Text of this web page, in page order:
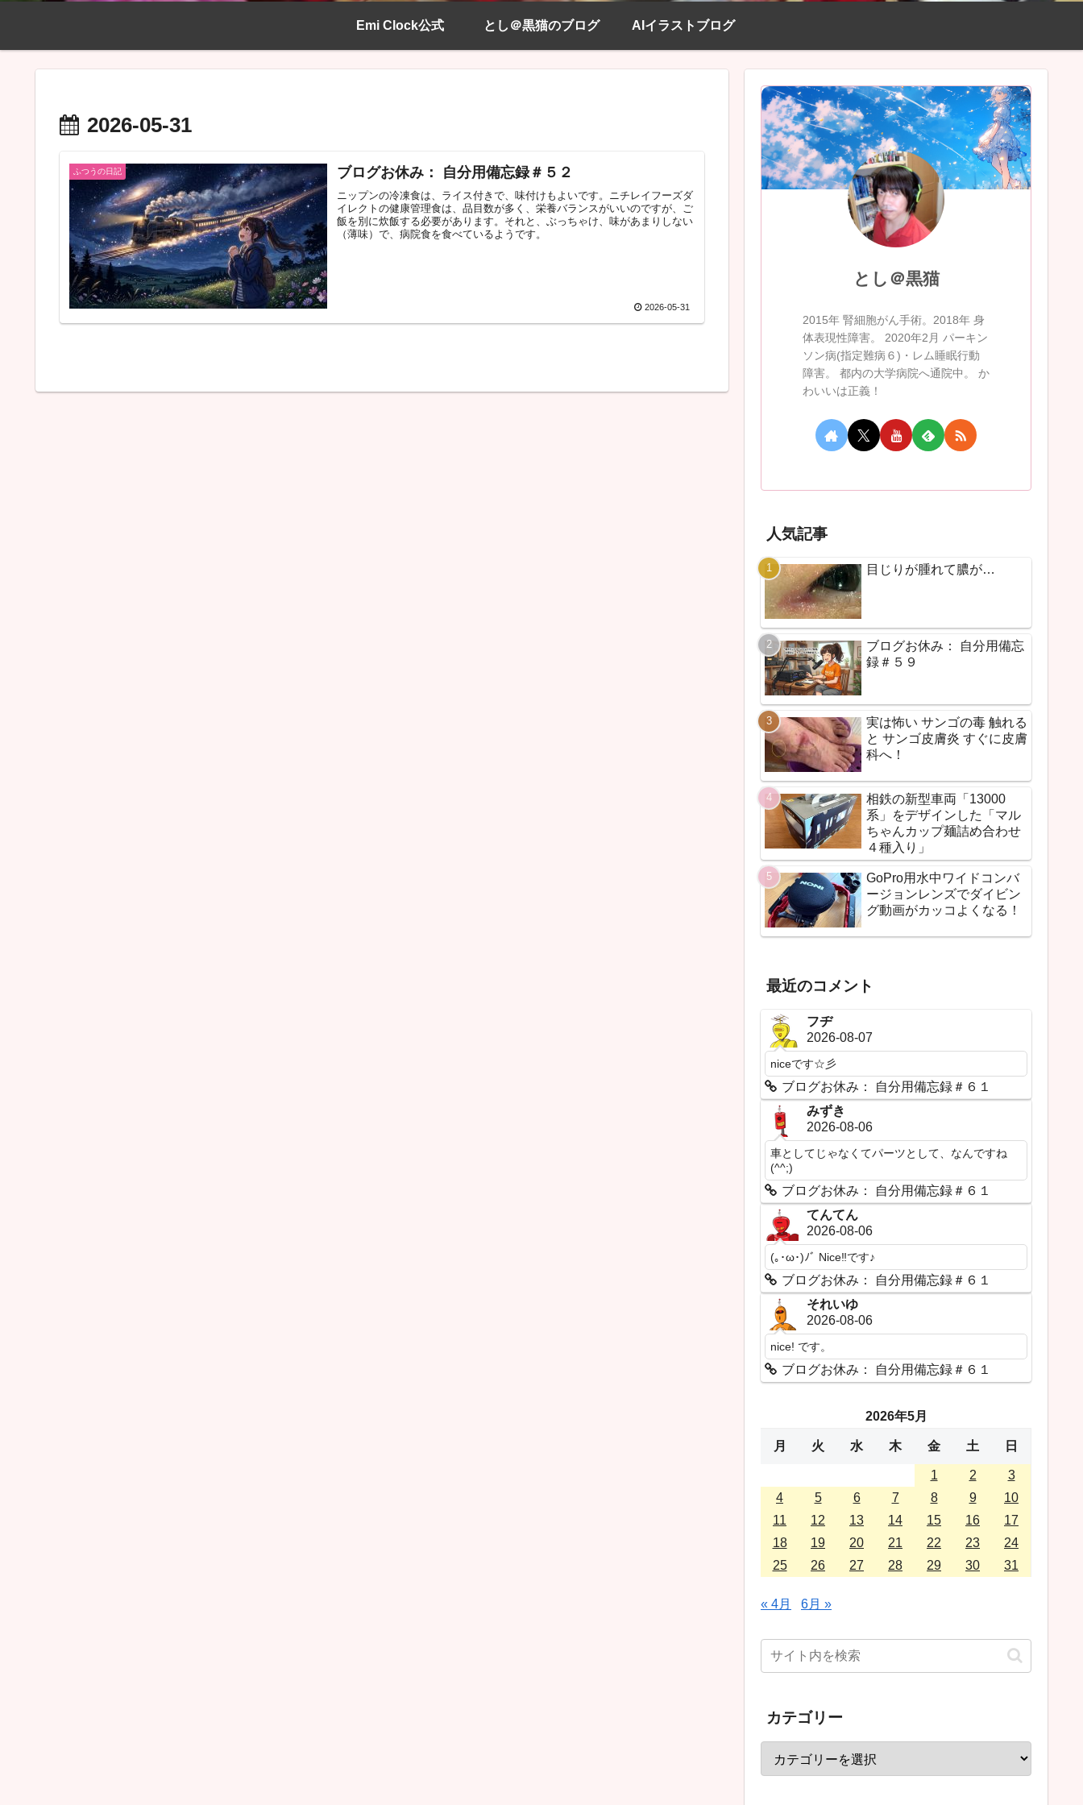
Emi Clock公式 とし＠黒猫のブログ AIイラストブログ
2026-05-31
ふつうの日記 ブログお休み： 自分用備忘録＃５２
ニップンの冷凍食は、ライス付きで、味付けもよいです。ニチレイフーズダ
イレクトの健康管理食は、品目数が多く、栄養バランスがいいのですが、ご
飯を別に炊飯する必要があります。それと、ぶっちゃけ、味があまりしない
（薄味）で、病院食を食べているようです。
2026-05-31
とし＠黒猫
2015年 腎細胞がん手術。2018年 身
体表現性障害。 2020年2月 パーキン
ソン病(指定難病６)・レム睡眠行動
障害。 都内の大学病院へ通院中。 か
わいいは正義！
人気記事
目じりが腫れて膿が…
ブログお休み： 自分用備忘
録＃５９
実は怖い サンゴの毒 触れる
と サンゴ皮膚炎 すぐに皮膚
科へ！
相鉄の新型車両「13000
系」をデザインした「マル
ちゃんカップ麺詰め合わせ
４種入り」
GoPro用水中ワイドコンバ
ージョンレンズでダイビン
グ動画がカッコよくなる！
最近のコメント
フヂ
2026-08-07
niceです☆彡
ブログお休み： 自分用備忘録＃６１
みずき
2026-08-06
車としてじゃなくてパーツとして、なんですね
(^^;)
ブログお休み： 自分用備忘録＃６１
てんてん
2026-08-06
(｡･ω･)ﾉﾞ Nice‼です♪
ブログお休み： 自分用備忘録＃６１
それいゆ
2026-08-06
nice! です。
ブログお休み： 自分用備忘録＃６１
2026年5月
月 火 水 木 金 土 日
1 2
3
4
5 6 7 8 9
10
11
12 13 14 15 16
17
18
19 20 21 22 23
24
25
26 27 28 29 30 31
« 4月 6月 »
カテゴリー